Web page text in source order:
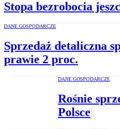
Stopa bezrobocia
DANE GOSPODARCZE
Sprzedaż detaliczna
prawie 2 proc.
DANE GOSPODARCZE
Rośnie
Polsce